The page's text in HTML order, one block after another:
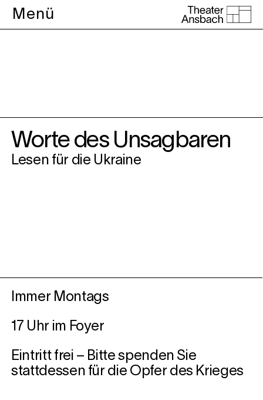
Menü
Worte des Unsagbaren
Lesen für die Ukraine
Immer Montags
17 Uhr im Foyer
Eintritt frei – Bitte spenden Sie
stattdessen für die Opfer des Krieges